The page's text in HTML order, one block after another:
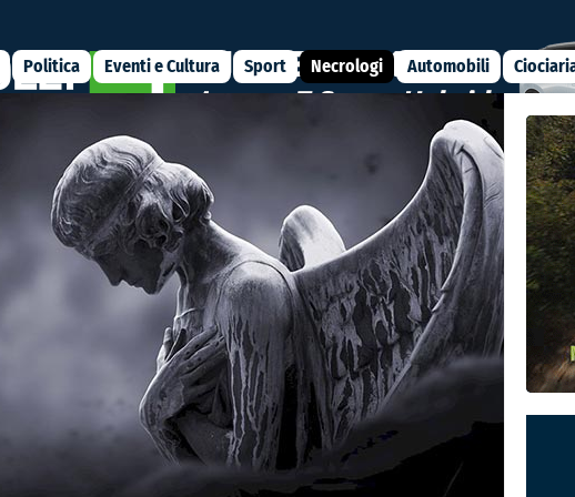
Politica Eventi e Cultura Sport Necrologi Automobili